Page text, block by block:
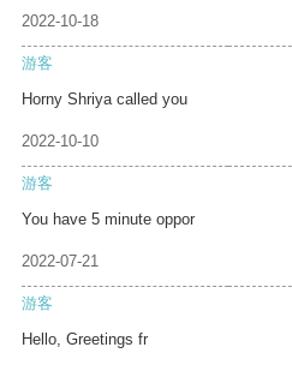
2022-10-18
游客
Horny Shriya called you
2022-10-10
游客
You have 5 minute oppor
2022-07-21
游客
Hello, Greetings fr